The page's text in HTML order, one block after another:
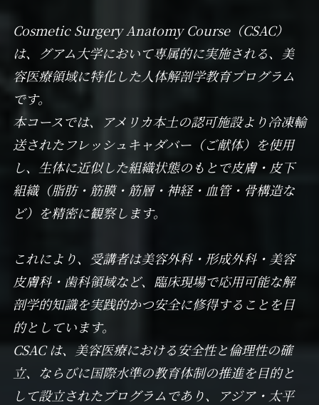
Cosmetic Surgery Anatomy Course（CSAC）
は、グアム大学において専属的に実施される、美
容医療領域に特化した人体解剖学教育プログラム
です。
本コースでは、アメリカ本土の認可施設より冷凍輸
送されたフレッシュキャダバー（ご献体）を使用
し、生体に近似した組織状態のもとで皮膚・皮下
組織（脂肪・筋膜・筋層・神経・血管・骨構造な
ど）を精密に観察します。
これにより、受講者は美容外科・形成外科・美容
皮膚科・歯科領域など、臨床現場で応用可能な解
剖学的知識を実践的かつ安全に修得することを目
的としています。
CSAC は、美容医療における安全性と倫理性の確
立、ならびに国際水準の教育体制の推進を目的と
して設立されたプログラムであり、アジア・太平